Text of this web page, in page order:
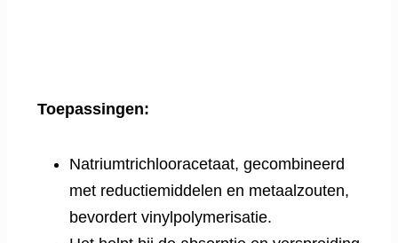
Toepassingen:
Natriumtrichlooracetaat, gecombineerd
met reductiemiddelen en metaalzouten,
bevordert vinylpolymerisatie.